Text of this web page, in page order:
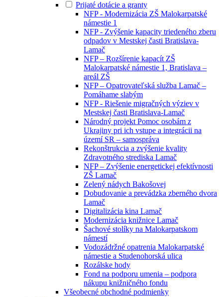
Prijaté dotácie a granty
NFP - Modernizácia ZŠ Malokarpatské
námestie 1
NFP - Zvýšenie kapacity triedeného zberu
odpadov v Mestskej časti Bratislava-
Lamač
NFP – Rozšírenie kapacít ZŠ
Malokarpatské námestie 1, Bratislava –
areál ZŠ
NFP – Opatrovateľská služba Lamač –
Pomáhame slabým
NFP - Riešenie migračných výziev v
Mestskej časti Bratislava-Lamač
Národný projekt Pomoc osobám z
Ukrajiny pri ich vstupe a integrácii na
území SR – samospráva
Rekonštrukcia a zvýšenie kvality
Zdravotného strediska Lamač
NFP – Zvýšenie energetickej efektívnosti
ZŠ Lamač
Zelený nádych Bakošovej
Dobudovanie a prevádzka zberného dvora
Lamač
Digitalizácia kina Lamač
Modernizácia knižnice Lamač
Šachové stolíky na Malokarpatskom
námestí
Vodozádržné opatrenia Malokarpatské
námestie a Studenohorská ulica
Rozálske hody
Fond na podporu umenia – podpora
nákupu knižničného fondu
Všeobecné obchodné podmienky